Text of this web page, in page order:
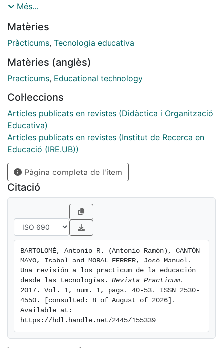
evaluación de las competencias en el practicum',
(2014-2017) no EDU2013-41974-P. Aunque el proyecto
está dirigido a obtener información y producir
practicum utilizando rúbricas electrónicas, en el
proceso se ha recogido abundante información de
tutores de los centros. Entre esa información se
incluyen datos sobre el uso de las tecnologías en la
tutorización del practicum en estudios de Educación.
Este trabajo recoge específicamente la información
sobre el uso de tecnologías y se basa en un
cuestionario aplicado a gestores y responsables de
Practicum y TFG/TFM en grados de Educación. El
cuestionario se aplicaba mediante entrevista personal
y recoge otros temas además de los planteados aquí.
Un informe más completo de ese estudio incluyendo
esos otros temas puede encontrarse en Autores
(2015).
Més...
Matèries
Pràcticums, Tecnologia educativa
Matèries (anglès)
Practicums, Educational technology
Col·leccions
Articles publicats en revistes (Didàctica i Organització
Educativa)
Articles publicats en revistes (Institut de Recerca en
Educació (IRE.UB))
Pàgina completa de l'ítem
Citació
BARTOLOMÉ, Antonio R. (Antonio Ramón), CANTÓN
MAYO, Isabel and MORAL FERRER, José Manuel.
Una revisión a los practicum de la educación
desde las tecnologías. Revista Practicum .
2017. Vol. 1, num. 1, pags. 40-53. ISSN 2530-
4550. [consulted: 8 of August of 2026].
Available at:
https://hdl.handle.net/2445/155339